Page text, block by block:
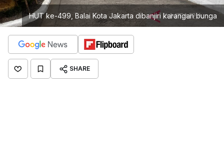
HUT ke-499, Balai Kota Jakarta dibanjiri karangan bunga
SHARE